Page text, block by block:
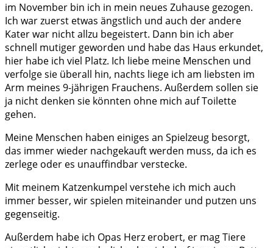
im November bin ich in mein neues Zuhause gezogen.
Ich war zuerst etwas ängstlich und auch der andere
Kater war nicht allzu begeistert. Dann bin ich aber
schnell mutiger geworden und habe das Haus erkundet,
hier habe ich viel Platz. Ich liebe meine Menschen und
verfolge sie überall hin, nachts liege ich am liebsten im
Arm meines 9-jährigen Frauchens. Außerdem sollen sie
ja nicht denken sie könnten ohne mich auf Toilette
gehen.
Meine Menschen haben einiges an Spielzeug besorgt,
das immer wieder nachgekauft werden muss, da ich es
zerlege oder es unauffindbar verstecke.
Mit meinem Katzenkumpel verstehe ich mich auch
immer besser, wir spielen miteinander und putzen uns
gegenseitig.
Außerdem habe ich Opas Herz erobert, er mag Tiere